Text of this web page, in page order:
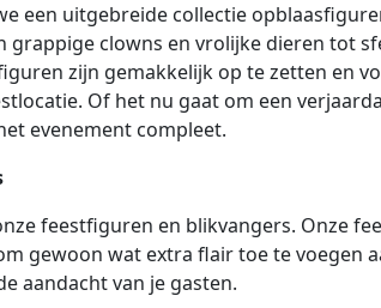
een uitgebreide collectie
grappige clowns en vrolijke dieren tot
zijn gemakkelijk op te zetten en
Of het nu gaat om een
evenement compleet.
feestfiguren en blikvangers. Onze
gewoon wat extra flair toe te voegen
aandacht van je gasten.